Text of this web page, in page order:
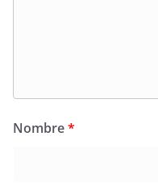
Nombre*